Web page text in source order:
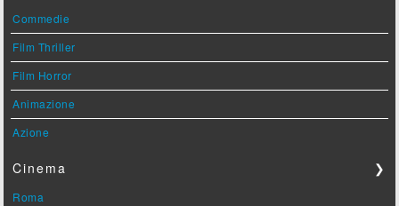
Commedie
Film Thriller
Film Horror
Animazione
Azione
Cinema ❯
Roma